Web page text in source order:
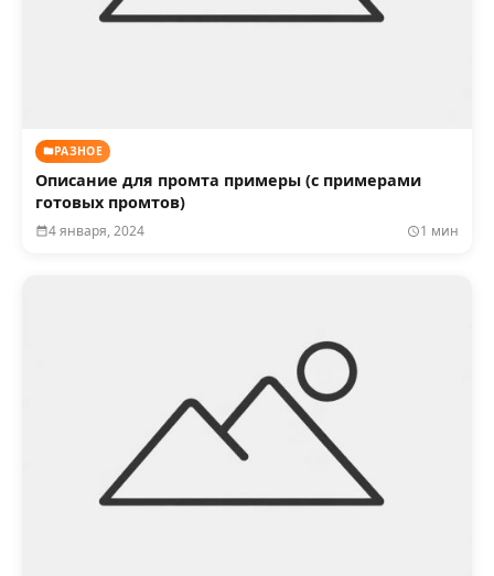
РАЗНОЕ
Описание для промта примеры (с примерами
готовых промтов)
4 января, 2024 1 мин